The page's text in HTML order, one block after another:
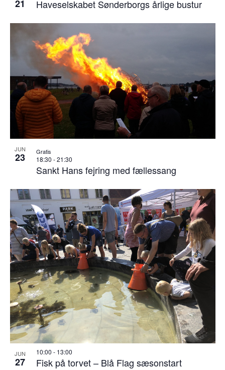
21 Haveselskabet Sønderborgs årlige bustur
JUN
23
Sankt Hans fejring med fællessang
18:30 -21:30
Gratis
JUN
27 Fisk på torvet – Blå Flag sæsonstart
10:00 - 13:00